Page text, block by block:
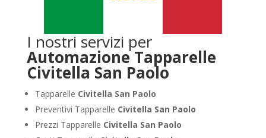
I nostri servizi per
Automazione Tapparelle
Civitella San Paolo
Tapparelle Civitella San Paolo
Preventivi Tapparelle Civitella San Paolo
Prezzi Tapparelle Civitella San Paolo